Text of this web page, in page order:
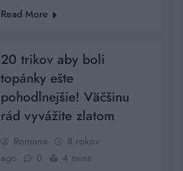
Read More
20 trikov aby boli
topánky ešte
pohodlnejšie! Väčšinu
rád vyvážite zlatom
Romana
8 rokov
ago
0 4 mins